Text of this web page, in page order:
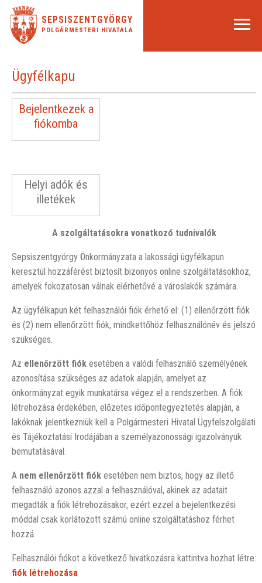
SEPSISZENTGYÖRGY
POLGÁRMESTERI HIVATALA
Ügyfélkapu
Bejelentkezek a
fiókomba
Helyi adók és
illetékek
A szolgáltatásokra vonatkozó tudnivalók
Sepsiszentgyörgy Önkormányzata a lakossági ügyfélkapun
keresztül hozzáférést biztosít bizonyos online szolgáltatásokhoz,
amelyek fokozatosan válnak elérhetővé a városlakók számára.
Az ügyfélkapun két felhasználói fiók érhető el: (1) ellenőrzött fiók
és (2) nem ellenőrzött fiók, mindkettőhöz felhasználónév és jelszó
szükséges.
Az ellenőrzött fiók esetében a valódi felhasználó személyének
azonosítása szükséges az adatok alapján, amelyet az
önkormányzat egyik munkatársa végez el a rendszerben. A fiók
létrehozása érdekében, előzetes időpontegyeztetés alapján, a
lakóknak jelentkezniük kell a Polgármesteri Hivatal Ügyfelszolgálati
és Tájékoztatási Irodájában a személyazonossági igazolványuk
bemutatásával.
A nem ellenőrzött fiók esetében nem biztos, hogy az illető
felhasználó azonos azzal a felhasználóval, akinek az adatait
megadták a fiók létrehozásakor, ezért ezzel a bejelentkezési
móddal csak korlátozott számú online szolgáltatáshoz férhet
hozzá.
Felhasználói fiókot a következő hivatkozásra kattintva hozhat létre:
fiók létrehozása